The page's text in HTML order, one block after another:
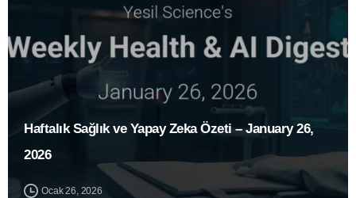
Haftalık Sağlık ve Yapay Zeka Özeti – January 26,
2026
Ocak 26, 2026